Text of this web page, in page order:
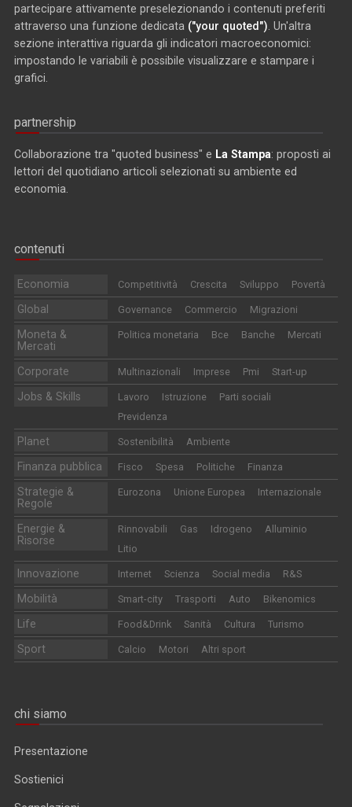
partecipare attivamente preselezionando i contenuti preferiti
attraverso una funzione dedicata ("your quoted") . Un'altra
sezione interattiva riguarda gli indicatori macroeconomici:
impostando le variabili è possibile visualizzare e stampare i
grafici.
partnership
Collaborazione tra "quoted business" e La Stampa: proposti ai
lettori del quotidiano articoli selezionati su ambiente ed
economia.
contenuti
Economia Competitività Crescita Sviluppo Povertà
Global Governance Commercio Migrazioni
Moneta &
Mercati
Politica monetaria Bce Banche Mercati
Corporate Multinazionali Imprese Pmi Start-up
Jobs & Skills Lavoro Istruzione
Parti sociali
Previdenza
Planet Sostenibilità Ambiente
Finanza pubblica Fisco Spesa Politiche Finanza
Strategie &
Regole
Eurozona Unione Europea Internazionale
Energie &
Risorse
Rinnovabili Gas Idrogeno
Alluminio
Litio
Innovazione Internet Scienza Social media R&S
Mobilità Smart-city Trasporti Auto Bikenomics
Life Food&Drink Sanità Cultura Turismo
Sport Calcio Motori Altri sport
chi siamo
Presentazione
Sostienici